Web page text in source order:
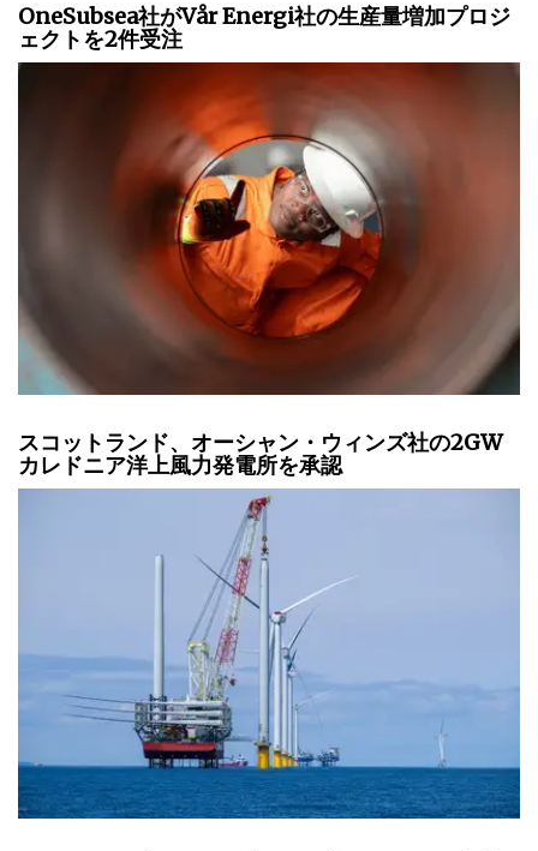
OneSubsea社がVår Energi社の生産量増加プロジ
ェクトを2件受注
スコットランド、オーシャン・ウィンズ社の2GW
カレドニア洋上風力発電所を承認